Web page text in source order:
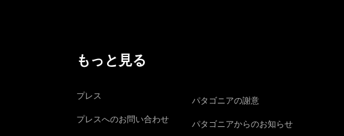
もっと見る
プレス
プレスへのお問い合わせ
パタゴニアの謝意
パタゴニアからのお知らせ